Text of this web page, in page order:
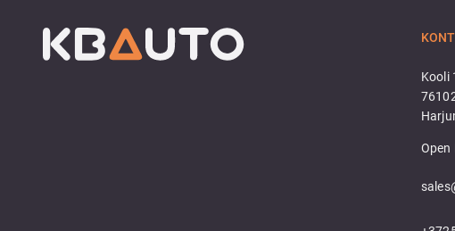
Kooli
Open